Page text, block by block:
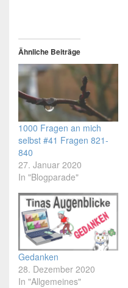
Ähnliche Beiträge
1000 Fragen an mich
selbst #41 Fragen 821-
840
27. Januar 2020
In "Blogparade"
Gedanken
28. Dezember 2020
In "Allgemeines"